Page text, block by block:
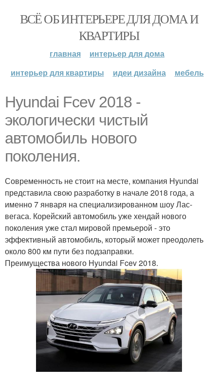
ВСЁ ОБ ИНТЕРЬЕРЕ ДЛЯ ДОМА И
КВАРТИРЫ
главная
интерьер для дома
интерьер для квартиры
идеи дизайна мебель
Hyundai Fcev 2018 -
экологически чистый
автомобиль нового
поколения.
Современность не стоит на месте, компания Hyundai
представила свою разработку в начале 2018 года, а
именно 7 января на специализированном шоу Лас-
вегаса. Корейский автомобиль уже хендай нового
поколения уже стал мировой премьерой - это
эффективный автомобиль, который может преодолеть
около 800 км пути без подзаправки.
Преимущества нового Hyundai Fcev 2018.